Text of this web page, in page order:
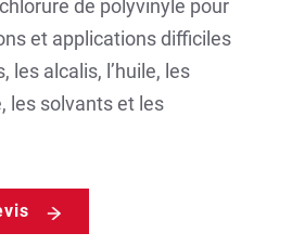
de polyvinyle pour
et applications difficiles
les alcalis, l’huile, les
les solvants et les